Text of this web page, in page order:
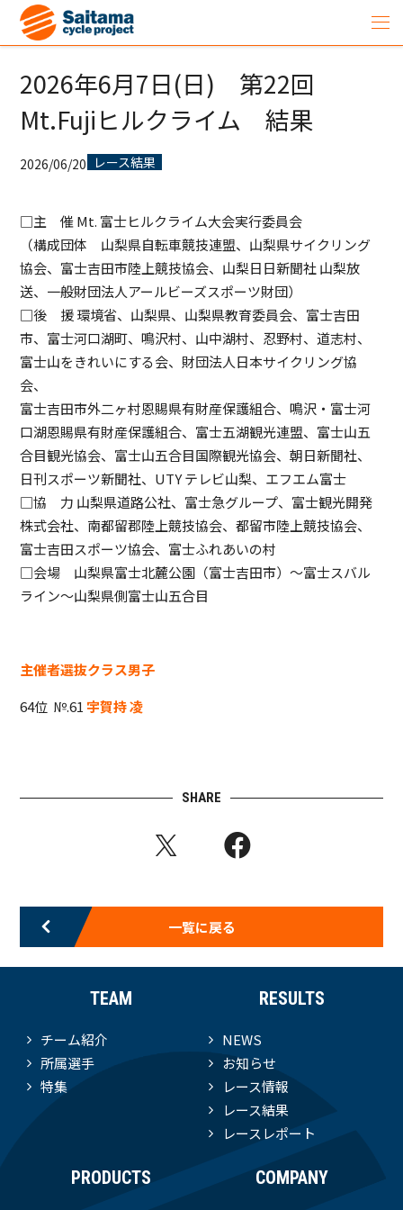
2026年6月7日(日) 第22回
Mt.Fujiヒルクライム 結果
2026/06/20 レース結果
□主 催 Mt. 富士ヒルクライム大会実行委員会
（構成団体 山梨県自転車競技連盟、山梨県サイクリング
協会、富士吉田市陸上競技協会、山梨日日新聞社 山梨放
送、一般財団法人アールビーズスポーツ財団）
□後 援 環境省、山梨県、山梨県教育委員会、富士吉田
市、富士河口湖町、鳴沢村、山中湖村、忍野村、道志村、
富士山をきれいにする会、財団法人日本サイクリング協
会、
富士吉田市外二ヶ村恩賜県有財産保護組合、鳴沢・富士河
口湖恩賜県有財産保護組合、富士五湖観光連盟、富士山五
合目観光協会、富士山五合目国際観光協会、朝日新聞社、
日刊スポーツ新聞社、UTY テレビ山梨、エフエム富士
□協 力 山梨県道路公社、富士急グループ、富士観光開発
株式会社、南都留郡陸上競技協会、都留市陸上競技協会、
富士吉田スポーツ協会、富士ふれあいの村
□会場 山梨県富士北麓公園（富士吉田市）～富士スバル
ライン～山梨県側富士山五合目
主催者選抜クラス男子
64位 №.61 宇賀持 凌
SHARE
一覧に戻る
TEAM
チーム紹介
所属選手
特集
RESULTS
NEWS
お知らせ
レース情報
レース結果
レースレポート
PRODUCTS COMPANY